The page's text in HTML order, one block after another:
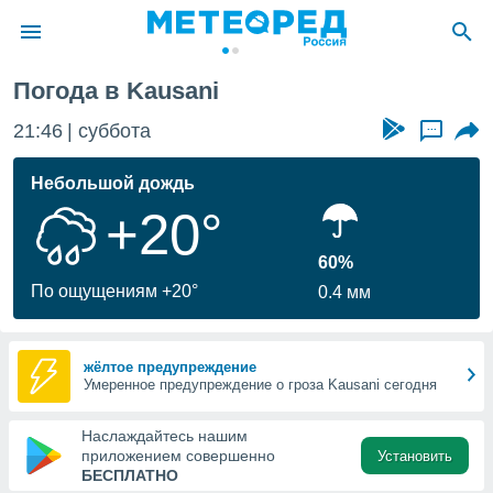
о
Вы можете
к этому
доступ
Погода в Kausani
21:46 суббота ...
Небольшой дождь
+20°
По ощущениям +20°
60%
0.4 мм
жёлтое предупреждение
Умеренное предупреждение о гроза Kausani сегодня
Наслаждайтесь нашим
приложением совершенно
БЕСПЛАТНО
Установить